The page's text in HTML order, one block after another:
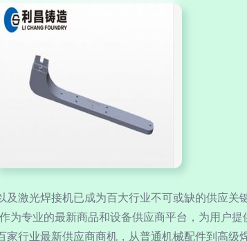
激光焊接机已成为百大行业不可或缺的供应关
专业的最新商品和设备供应商平台，为用户
行业最新供应商商机，从普通机械配件到高级